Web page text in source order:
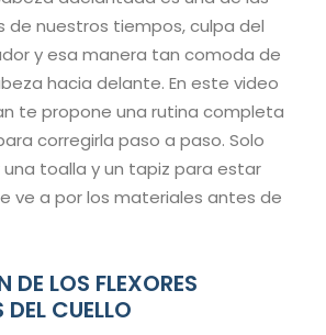
de nuestros tiempos, culpa del
y esa manera tan comoda de
hacia delante. En este video
te propone una rutina completa
corregirla paso a paso. Solo
toalla y un tapiz para estar
ve a por los materiales antes de
LOS FLEXORES
CUELLO